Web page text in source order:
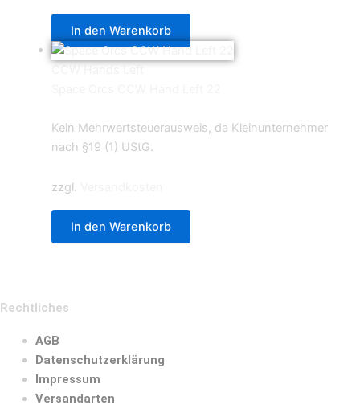
In den Warenkorb
CCW Hands Left
Kein Mehrwertsteuerausweis, da Kleinunternehmer
nach §19 (1) UStG.
zzgl.
In den Warenkorb
Rechtliches
AGB
Datenschutzerklärung
Impressum
Versandarten